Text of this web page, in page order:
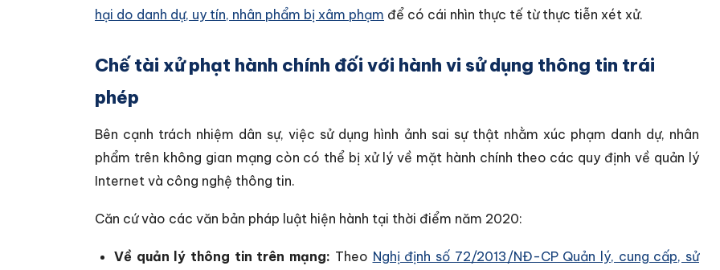
hại do danh dự, uy tín, nhân phẩm bị xâm phạm để có cái nhìn thực tế từ thực tiễn xét xử.
Chế tài xử phạt hành chính đối với hành vi sử dụng thông tin trái
phép
Bên cạnh trách nhiệm dân sự, việc sử dụng hình ảnh sai sự thật nhằm xúc phạm danh dự, nhân
phẩm trên không gian mạng còn có thể bị xử lý về mặt hành chính theo các quy định về quản lý
Internet và công nghệ thông tin.
Căn cứ vào các văn bản pháp luật hiện hành tại thời điểm năm 2020:
Về quản lý thông tin trên mạng: Theo Nghị định số 72/2013/NĐ-CP Quản lý, cung cấp, sử